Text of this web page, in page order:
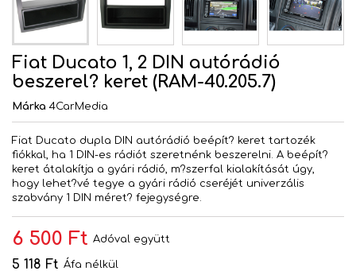
Fiat Ducato 1, 2 DIN autórádió
beszerel? keret (RAM-40.205.7)
Márka 4CarMedia
Fiat Ducato dupla DIN autórádió beépít? keret tartozék
fiókkal, ha 1 DIN-es rádiót szeretnénk beszerelni. A beépít?
keret átalakítja a gyári rádió, m?szerfal kialakítását úgy,
hogy lehet?vé tegye a gyári rádió cseréjét univerzális
szabvány 1 DIN méret? fejegységre.
6 500 Ft Adóval együtt
5 118 Ft Áfa nélkül